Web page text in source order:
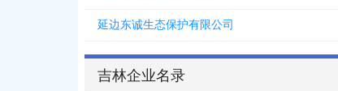
延边东诚生态保护有限公司
吉林企业名录